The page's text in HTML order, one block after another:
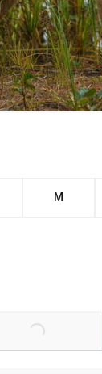
M
Loading...